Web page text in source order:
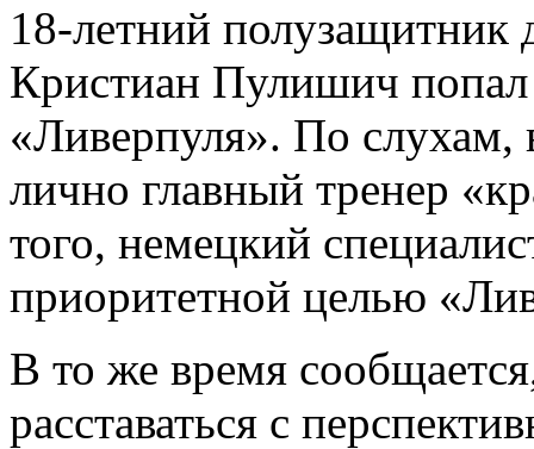
18-летний полузащитник
Кристиан Пулишич попал
«Ливерпуля». По слухам,
лично главный тренер
того, немецкий
приоритетной целью
В то же время
расставаться с